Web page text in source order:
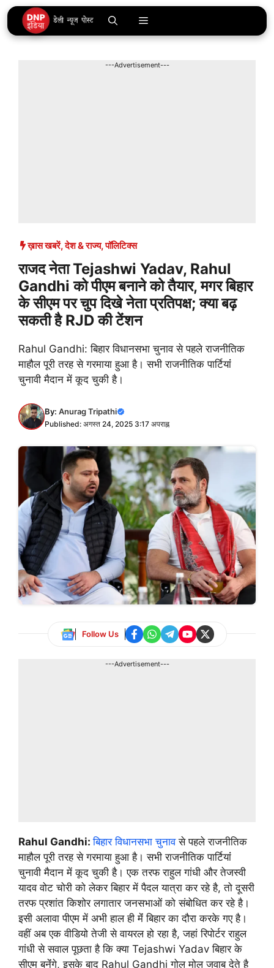
Skip
to
content
Menu
---Advertisement---
ख़ास खबरें,देश & राज्य,पॉलिटिक्स
राजद नेता Tejashwi Yadav, Rahul
Gandhi को पीएम बनाने को तैयार, मगर बिहार
के सीएम पर चुप दिखे नेता प्रतिपक्ष; क्या बढ़
सकती है RJD की टेंशन
Rahul Gandhi: बिहार विधानसभा चुनाव से पहले राजनीतिक
माहौल पूरी तरह से गरमाया हुआ है। सभी राजनीतिक पार्टियांं
चुनावी मैदान में कूद चुकी है।
By: Anurag Tripathi
Published: अगस्त 24, 2025 3:17 अपराह्न
Follow Us
---Advertisement---
Rahul Gandhi:बिहार विधानसभा चुनावसे पहले राजनीतिक
माहौल पूरी तरह से गरमाया हुआ है। सभी राजनीतिक पार्टियांं
चुनावी मैदान में कूद चुकी है। एक तरफ राहुल गांधी और तेजस्वी
यादव वोट चोरी को लेकर बिहार में पैदल यात्रा कर रहे है, तो दूसरी
तरफ प्रशांत किशोर लगातार जनसभाओं को संबोधित कर रहे है।
इसी अलावा पीएम में अभी हाल ही मेंं बिहार का दौरा करके गए है।
वहीं अब एक वीडियो तेजी से वायरल हो रहा है, जहां रिपोर्टर राहुल
गांधी से सवाल पूछता है कि क्या Tejashwi Yadav बिहार के
सीएम बनेंंगे, इसके बाद Rahul Gandhi गोल मोल जवाब देते है